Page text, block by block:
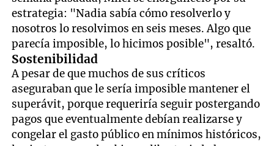
estrategia: "Nadia sabía cómo resolverlo y
nosotros lo resolvimos en seis meses. Algo que
parecía imposible, lo hicimos posible", resaltó.
Sostenibilidad
A pesar de que muchos de sus críticos
aseguraban que le sería imposible mantener el
superávit, porque requeriría seguir postergando
pagos que eventualmente debían realizarse y
congelar el gasto público en mínimos históricos,